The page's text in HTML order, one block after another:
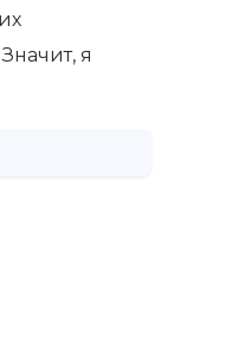
я